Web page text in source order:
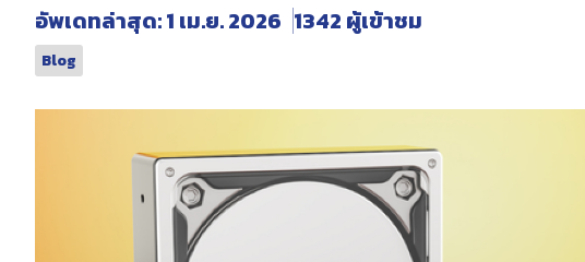
อัพเดทล่าสุด: 1 เม.ย. 2026 1342 ผู้เข้าชม
Blog